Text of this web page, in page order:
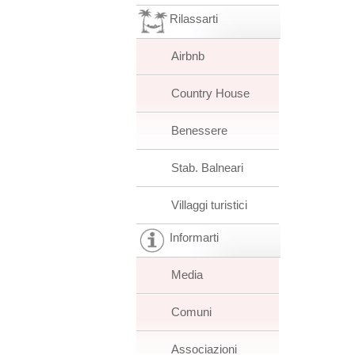
Rilassarti
Airbnb
Country House
Benessere
Stab. Balneari
Villaggi turistici
Informarti
Media
Comuni
Associazioni